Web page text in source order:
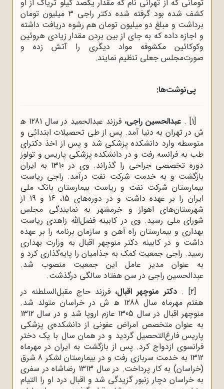
تومانی که از تهرانی نام که مقدار یکصد کیلو تریاک از او
کشف شده بود گرفته شده دکتر راجی 3 میلیون تومان
برداشت و مبلغ دو میلیون تومان هم رشوه دریافت داشته
و اجازه داده که به جای از بین بردن مقدار زیادی هروئین
وکوکائین مکشوفه مواد دیگری را آتش زده و
صورت‌مجلس جعلی تنظیم نمایند.
پی‌نوشت‌ها:
[1]
. عبدالحسین راجى،
فرزند عبدالحمید در سال 1281 ﻫ
ش در تهران به دنیا آمد. پس از طى تحصیلات ابتدائى و
متوسطه وارد دانشکده پزشکى شد و پس از اخذ دکتراى
طب به فرانسه رفت و در دانشکده پزشکى پاریس و تولوز
دوره تخصصى جراحى را گذراند. وى در 1310 به ایران
بازگشت و به خدمت شرکت نفت درآمد. راجی ریاست
بیمارستان شرکت نفت و ریاست بیمارستان بانک ملى
ایران را بر عهده داشت و در دوره‌هاى 15، 16 و 19 از
شهرستان‌هاى اهواز و خرمشهر به نمایندگى مجلس
شوراى ملى رسید. وى در کابینه فضل‌الله‌ زاهدى ریاست
بهدارى و بیمارستان راه آهن و سازمان برنامه را بر عهده‌
داشت و در کابینه دکتر منوچهر اقبال به وزارت بهدارى
رسید. راجى جمعیت کمک به جذامیان را پایه‌گذارى کرد و
به عنوان مدیر عامل این جمعیت منصوب شد.
عبدالحسین راجی در سن هفتاد سالگی درگذشت.
[2]
. دکتر منوچهر اقبال، فرزند حاج مقبل‌السلطنه در
هفتم مهرماه سال 1288 ﻫ ش در خراسان متولد شد.
منوچهر اقبال در سال 1305 عازم اروپا شد و در سال 1312
به عنوان متخصص امراض عفونى از دانشکده‌ی پزشکى
پاریس فارغ‌التحصیل گردید و در همان سال با یک دختر
فرانسوى ازدواج کرد. پس از بازگشت به ایران در مهرماه
1312 به خدمت سربازى رفت و در بیمارستان لشکر 8 شرق
(خراسان) به کار پرداخت. در سال 1313 رضاشاه در سفرى
به خراسان دچار زنبور گزیدگى شد و اقبال درد او را التیام